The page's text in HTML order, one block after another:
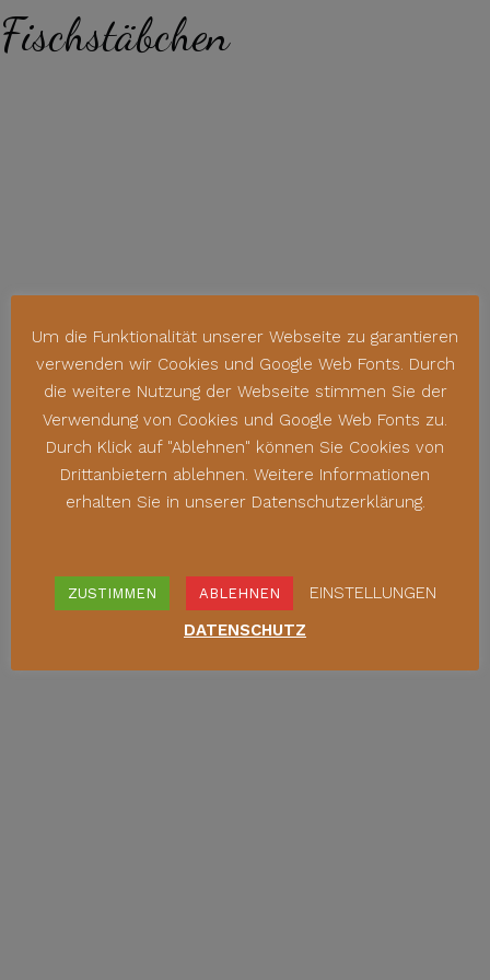
Fischstäbchen
Um die Funktionalität unserer Webseite zu garantieren
verwenden wir Cookies und Google Web Fonts. Durch
die weitere Nutzung der Webseite stimmen Sie der
Verwendung von Cookies und Google Web Fonts zu.
Durch Klick auf "Ablehnen" können Sie Cookies von
Drittanbietern ablehnen. Weitere Informationen
erhalten Sie in unserer Datenschutzerklärung.
ZUSTIMMEN ABLEHNEN
EINSTELLUNGEN
DATENSCHUTZ